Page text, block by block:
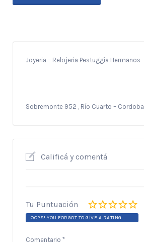
Joyeria – Relojeria Pestuggia Hermanos
Sobremonte 952 , Río Cuarto – Cordoba
Calificá y comentá
Tu Puntuación
OOPS! YOU FORGOT TO GIVE A RATING.
Comentario *